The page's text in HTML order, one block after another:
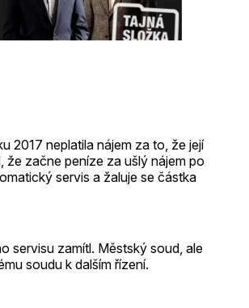
2017 neplatila nájem za to, že její
začne peníze za ušlý nájem po
servis a žaluje se částka
servisu zamítl. Městský soud, ale
soudu k dalším řízení.